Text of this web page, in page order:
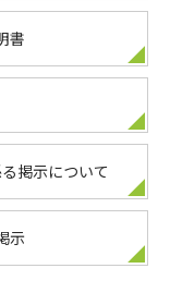
書
掲示について
示